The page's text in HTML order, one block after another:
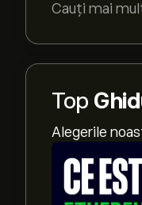
Cauți mai
Top
Alegerile